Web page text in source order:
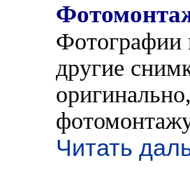
Фотографии
другие
Читать